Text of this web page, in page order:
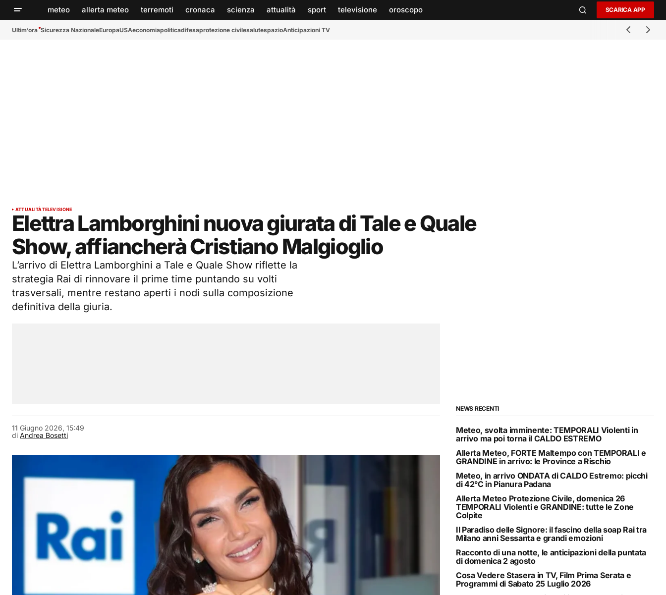
meteo allerta meteo terremoti cronaca scienza attualità sport televisione oroscopo SCARICA APP
Ultim’ora Sicurezza NazionaleEuropaUSAeconomiapoliticadifesaprotezione civilesalutespazioAnticipazioni TV
ATTUALITÀTELEVISIONE
Elettra Lamborghini nuova giurata di Tale e Quale
Show, affiancherà Cristiano Malgioglio
L’arrivo di Elettra Lamborghini a Tale e Quale Show riflette la
strategia Rai di rinnovare il prime time puntando su volti
trasversali, mentre restano aperti i nodi sulla composizione
definitiva della giuria.
di Andrea Bosetti
11 Giugno 2026, 15:49
NEWS RECENTI
Meteo, svolta imminente: TEMPORALI Violenti in
arrivo ma poi torna il CALDO ESTREMO
Allerta Meteo, FORTE Maltempo con TEMPORALI e
GRANDINE in arrivo: le Province a Rischio
Meteo, in arrivo ONDATA di CALDO Estremo: picchi
di 42°C in Pianura Padana
Allerta Meteo Protezione Civile, domenica 26
TEMPORALI Violenti e GRANDINE: tutte le Zone
Colpite
Il Paradiso delle Signore: il fascino della soap Rai tra
Milano anni Sessanta e grandi emozioni
Racconto di una notte, le anticipazioni della puntata
di domenica 2 agosto
Cosa Vedere Stasera in TV, Film Prima Serata e
Programmi di Sabato 25 Luglio 2026